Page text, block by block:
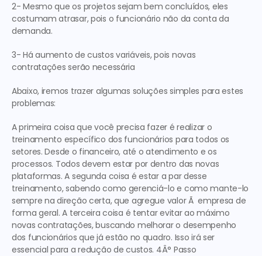
2- Mesmo que os projetos sejam bem concluídos, eles
costumam atrasar, pois o funcionário não da conta da
demanda.
3- Há aumento de custos variáveis, pois novas
contratações serão necessária
Abaixo, iremos trazer algumas soluções simples para estes
problemas:
A primeira coisa que você precisa fazer é realizar o
treinamento específico dos funcionários para todos os
setores. Desde o financeiro, até o atendimento e os
processos. Todos devem estar por dentro das novas
plataformas. A segunda coisa é estar a par desse
treinamento, sabendo como gerenciá-lo e como mante-lo
sempre na direção certa, que agregue valor Ã  empresa de
forma geral. A terceira coisa é tentar evitar ao máximo
novas contratações, buscando melhorar o desempenho
dos funcionários que já estão no quadro. Isso irá ser
essencial para a redução de custos. 4Â° Passo